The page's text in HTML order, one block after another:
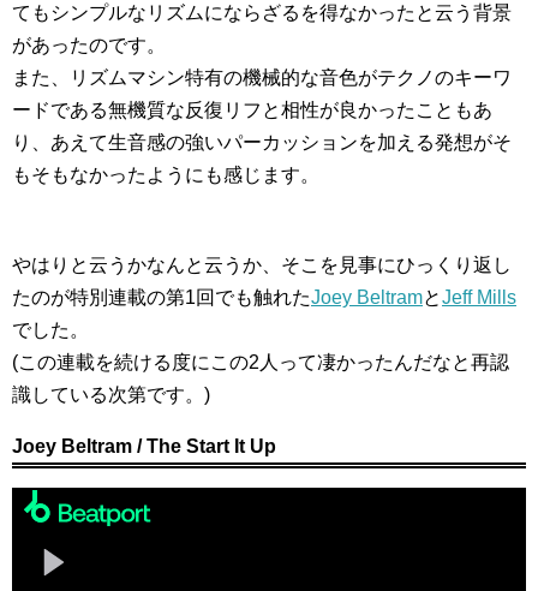
てもシンプルなリズムにならざるを得なかったと云う背景
があったのです。
また、リズムマシン特有の機械的な音色がテクノのキーワ
ードである無機質な反復リフと相性が良かったこともあ
り、あえて生音感の強いパーカッションを加える発想がそ
もそもなかったようにも感じます。
やはりと云うかなんと云うか、そこを見事にひっくり返し
たのが特別連載の第1回でも触れたJoey BeltramとJeff Mills
でした。
(この連載を続ける度にこの2人って凄かったんだなと再認
識している次第です。)
Joey Beltram / The Start It Up